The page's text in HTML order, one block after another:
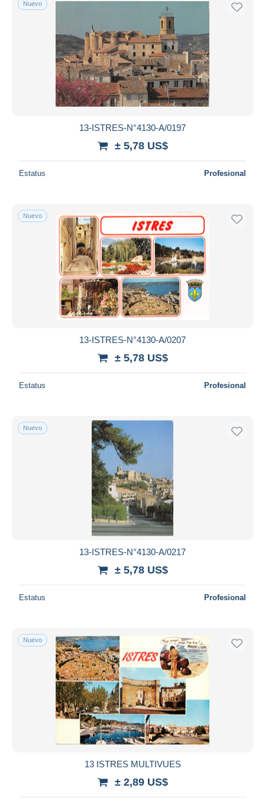
Sólo con descuento
Métodos de pago
PayPal
Transferencia bancaria
Visa
Mastercard
Deseleccionar todo
Mundo entero
Aplicar
Nuevo
13-ISTRES-N°4130-A/0197
± 5,78 US$
Estatus Profesional
Nuevo
13-ISTRES-N°4130-A/0207
± 5,78 US$
Estatus Profesional
Nuevo
13-ISTRES-N°4130-A/0217
± 5,78 US$
Estatus Profesional
Nuevo
13 ISTRES MULTIVUES
± 2,89 US$